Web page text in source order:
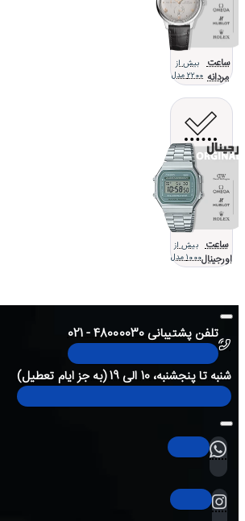
ساعت
مردانه
بیش از
2200 مدل
ساعت
اورجینال
بیش از
1000 مدل
تلفن پشتیبانی 48000030 - 021
شنبه تا پنجشنبه، 10 الی 19 (به جز ایام تعطیل)